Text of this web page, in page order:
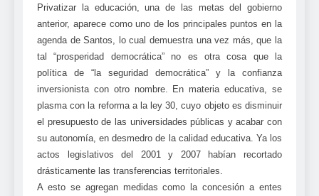
Privatizar la educación, una de las metas del gobierno
anterior, aparece como uno de los principales puntos en la
agenda de Santos, lo cual demuestra una vez más, que la
tal “prosperidad democrática” no es otra cosa que la
política de “la seguridad democrática” y la confianza
inversionista con otro nombre. En materia educativa, se
plasma con la reforma a la ley 30, cuyo objeto es disminuir
el presupuesto de las universidades públicas y acabar con
su autonomía, en desmedro de la calidad educativa. Ya los
actos legislativos del 2001 y 2007 habían recortado
drásticamente las transferencias territoriales.
A esto se agregan medidas como la concesión a entes